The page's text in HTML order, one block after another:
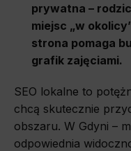
prywatna –
miejsc „w
strona pomaga
grafik zajęciami.
SEO lokalne to
chcą skutecznie
obszaru. W Gdyni –
odpowiednia